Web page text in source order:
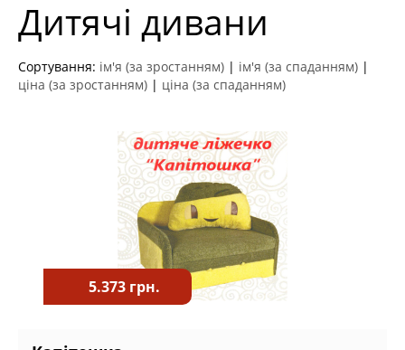
Дитячі дивани
Сортування: ім'я (за зростанням) | ім'я (за спаданням) |
ціна (за зростанням) | ціна (за спаданням)
5.373 грн.